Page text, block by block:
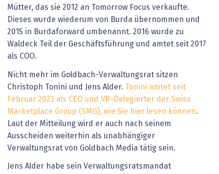
Mütter, das sie 2012 an Tomorrow Focus verkaufte.
Dieses wurde wiederum von Burda übernommen und
2015 in Burdaforward umbenannt. 2016 wurde zu
Waldeck Teil der Geschäftsführung und amtet seit 2017
als COO.
Nicht mehr im Goldbach-Verwaltungsrat sitzen
Christoph Tonini und Jens Alder. Tonini amtet seit
Februar 2023 als CEO und VR-Delegierter der Swiss
Marketplace Group (SMG), wie Sie hier lesen können.
Laut der Mitteilung wird er auch nach seinem
Ausscheiden weiterhin als unabhängiger
Verwaltungsrat von Goldbach Media tätig sein.
Jens Alder habe sein Verwaltungsratsmandat